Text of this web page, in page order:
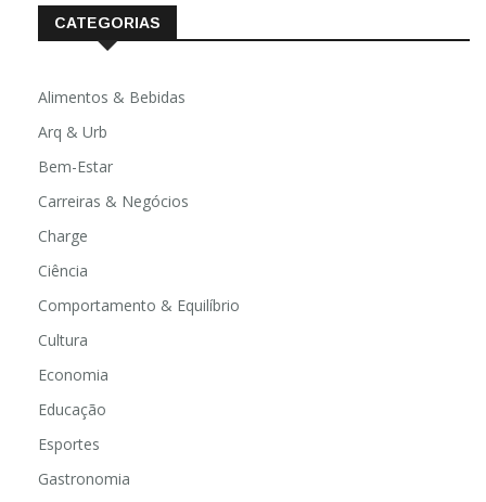
CATEGORIAS
Alimentos & Bebidas
Arq & Urb
Bem-Estar
Carreiras & Negócios
Charge
Ciência
Comportamento & Equilíbrio
Cultura
Economia
Educação
Esportes
Gastronomia